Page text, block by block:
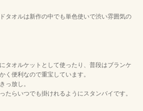
タオルは新作の中でも単色使いで渋い雰囲気の
タオルケットとして使ったり、普段はブランケ
く便利なので重宝しています。
っ放し。
たらいつでも掛けれるようにスタンバイです。